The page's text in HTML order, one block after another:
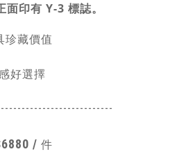
印有 Y-3 標誌。
藏價值
好選擇
------
/ 件